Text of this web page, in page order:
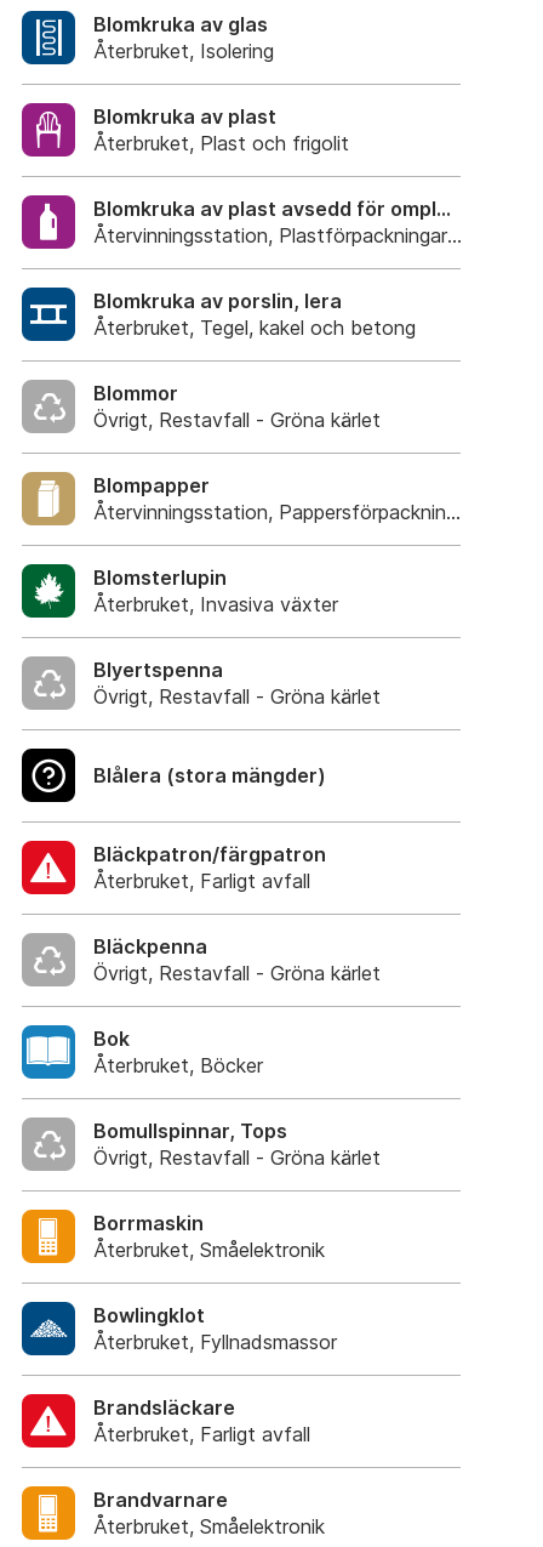
Blomkruka av glas
Återbruket, Isolering
Blomkruka av plast
Återbruket, Plast och frigolit
Blomkruka av plast avsedd för omplantering
Återvinningsstation, Plastförpackningar. Eller
Blomkruka av porslin, lera
Återbruket, Tegel, kakel och betong
Blommor
Övrigt, Restavfall - Gröna kärlet
Blompapper
Återvinningsstation, Pappersförpackningar. Eller
Blomsterlupin
Återbruket, Invasiva växter
Blyertspenna
Övrigt, Restavfall - Gröna kärlet
Blålera (stora mängder)
Bläckpatron/färgpatron
Återbruket, Farligt avfall
Bläckpenna
Övrigt, Restavfall - Gröna kärlet
Bok
Återbruket, Böcker
Bomullspinnar, Tops
Övrigt, Restavfall - Gröna kärlet
Borrmaskin
Återbruket, Småelektronik
Bowlingklot
Återbruket, Fyllnadsmassor
Brandsläckare
Återbruket, Farligt avfall
Brandvarnare
Återbruket, Småelektronik